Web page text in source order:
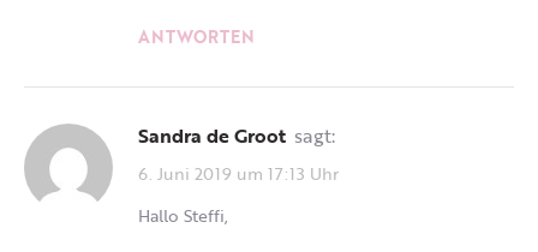
ANTWORTEN
Sandra de Groot sagt:
6. Juni 2019 um 17:13 Uhr
Hallo Steffi,